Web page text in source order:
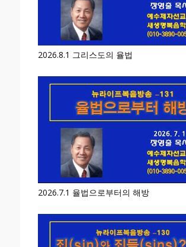
2026.8.1 그리스도의 율법
2026.7.1 율법으로부터의 해방